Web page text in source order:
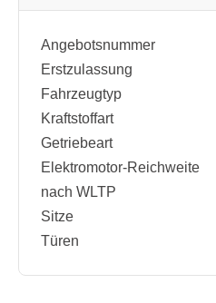
Angebotsnummer
Erstzulassung
Fahrzeugtyp
Kraftstoffart
Getriebeart
Elektromotor-Reichweite
nach WLTP
Sitze
Türen